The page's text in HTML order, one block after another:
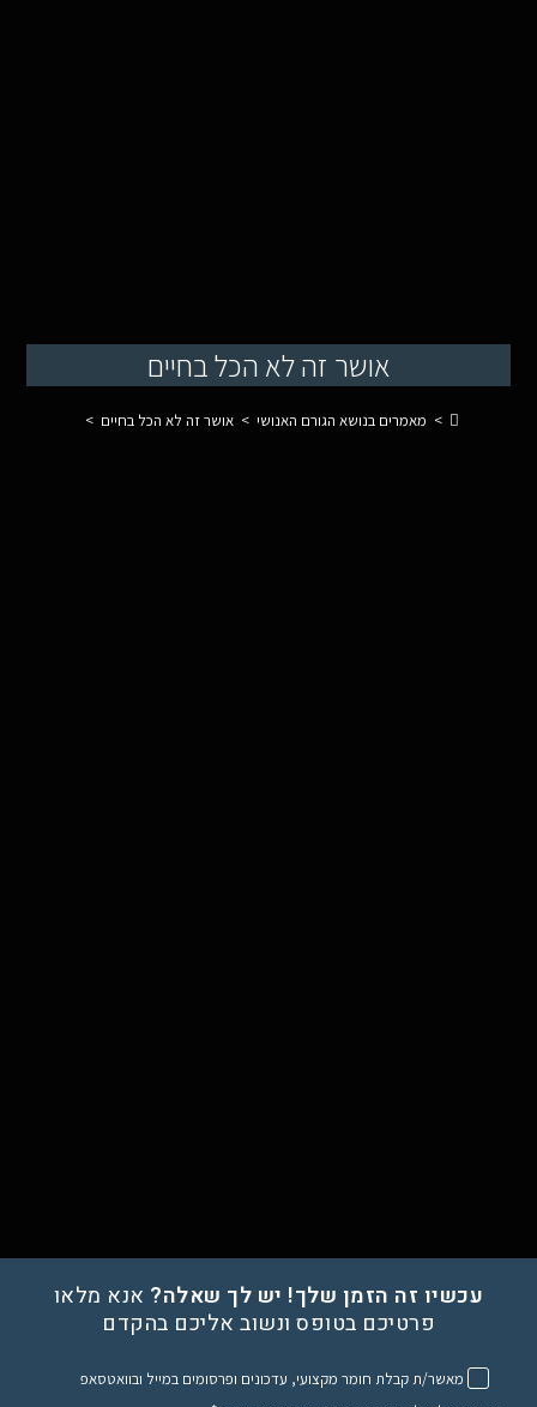
אושר זה לא הכל בחיים
> מאמרים בנושא הגורם האנושי > אושר זה לא הכל בחיים >
עכשיו זה הזמן שלך! יש לך שאלה? אנא מלאו
פרטיכם בטופס ונשוב אליכם בהקדם
מאשר/ת קבלת חומר מקצועי, עדכונים ופרסומים במייל ובוואטסאפ